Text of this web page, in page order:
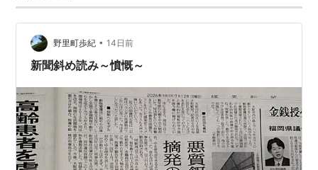
野里町歩紀 • 14日前
新聞斜め読み～憤慨～